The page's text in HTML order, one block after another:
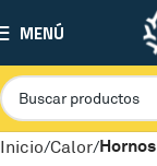
MENÚ
Inicio Calor Hornos